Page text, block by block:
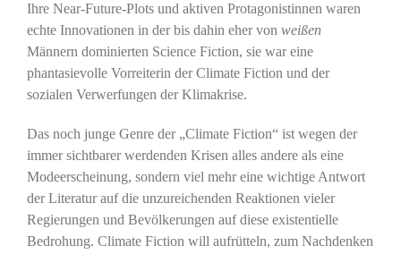
Ihre Near-Future-Plots und aktiven Protagonistinnen waren
echte Innovationen in der bis dahin eher von weißen
Männern dominierten Science Fiction, sie war eine
phantasievolle Vorreiterin der Climate Fiction und der
sozialen Verwerfungen der Klimakrise.
Das noch junge Genre der „Climate Fiction“ ist wegen der
immer sichtbarer werdenden Krisen alles andere als eine
Modeerscheinung, sondern viel mehr eine wichtige Antwort
der Literatur auf die unzureichenden Reaktionen vieler
Regierungen und Bevölkerungen auf diese existentielle
Bedrohung. Climate Fiction will aufrütteln, zum Nachdenken